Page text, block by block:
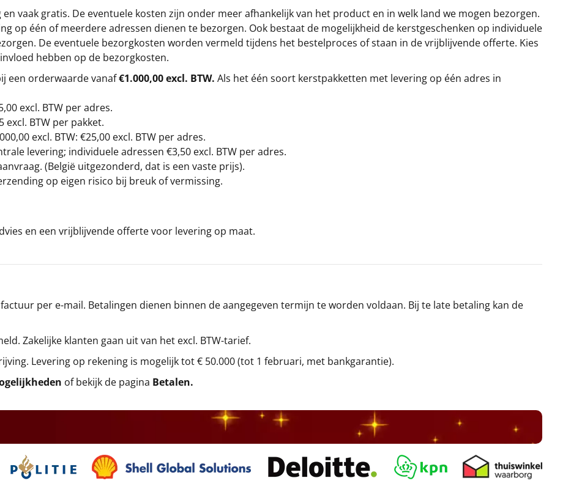
vaak gratis. De eventuele kosten zijn onder meer afhankelijk van het product en in welk land we mogen bezorgen.
op één of meerdere adressen dienen te bezorgen. Ook bestaat de mogelijkheid de kerstgeschenken op individuele
De eventuele bezorgkosten worden vermeld tijdens het bestelproces of staan in de vrijblijvende offerte. Kies
hebben op de bezorgkosten.
een orderwaarde vanaf€1.000,00 excl. BTW. Als het één soort kerstpakketten met levering op één adres in
excl. BTW per adres.
BTW per pakket.
excl. BTW: €25,00 excl. BTW per adres.
levering; individuele adressen €3,50 excl. BTW per adres.
(België uitgezonderd, dat is een vaste prijs).
op eigen risico bij breuk of vermissing.
en een vrijblijvende offerte voor levering op maat.
per e-mail. Betalingen dienen binnen de aangegeven termijn te worden voldaan. Bij te late betaling kan de
Zakelijke klanten gaan uit van het excl. BTW-tarief.
Levering op rekening is mogelijk tot € 50.000 (tot 1 februari, met bankgarantie).
of bekijk de pagina Betalen.